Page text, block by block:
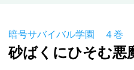
暗号サバイバル学園 ４巻
砂ばくにひそむ悪